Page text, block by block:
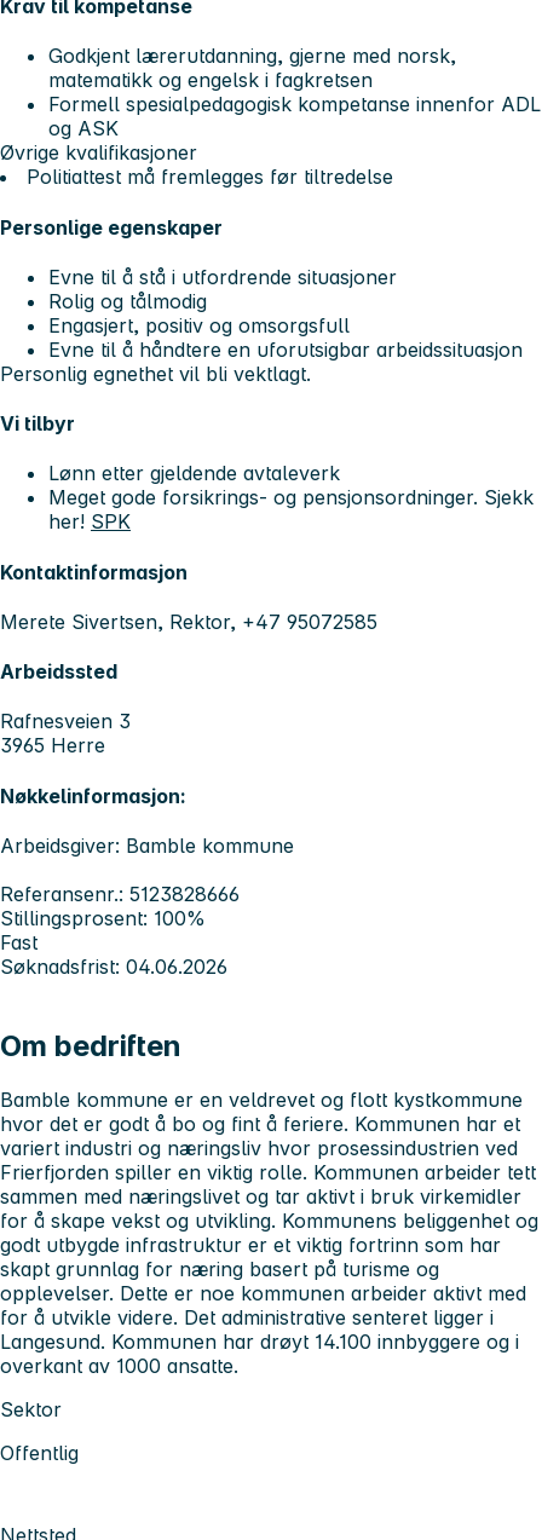
Krav til kompetanse
Godkjent lærerutdanning, gjerne med norsk,
matematikk og engelsk i fagkretsen
Formell spesialpedagogisk kompetanse innenfor ADL
og ASK
Øvrige kvalifikasjoner
Politiattest må fremlegges før tiltredelse
Personlige egenskaper
Evne til å stå i utfordrende situasjoner
Rolig og tålmodig
Engasjert, positiv og omsorgsfull
Evne til å håndtere en uforutsigbar arbeidssituasjon
Personlig egnethet vil bli vektlagt.
Vi tilbyr
Lønn etter gjeldende avtaleverk
Meget gode forsikrings- og pensjonsordninger. Sjekk
her! SPK
Kontaktinformasjon
Merete Sivertsen, Rektor, +47 95072585
Arbeidssted
Rafnesveien 3
3965 Herre
Nøkkelinformasjon:
Arbeidsgiver: Bamble kommune
Referansenr.: 5123828666
Stillingsprosent: 100%
Fast
Søknadsfrist: 04.06.2026
Om bedriften
Bamble kommune er en veldrevet og flott kystkommune
hvor det er godt å bo og fint å feriere. Kommunen har et
variert industri og næringsliv hvor prosessindustrien ved
Frierfjorden spiller en viktig rolle. Kommunen arbeider tett
sammen med næringslivet og tar aktivt i bruk virkemidler
for å skape vekst og utvikling. Kommunens beliggenhet og
godt utbygde infrastruktur er et viktig fortrinn som har
skapt grunnlag for næring basert på turisme og
opplevelser. Dette er noe kommunen arbeider aktivt med
for å utvikle videre. Det administrative senteret ligger i
Langesund. Kommunen har drøyt 14.100 innbyggere og i
overkant av 1000 ansatte.
Sektor
Offentlig
Nettsted